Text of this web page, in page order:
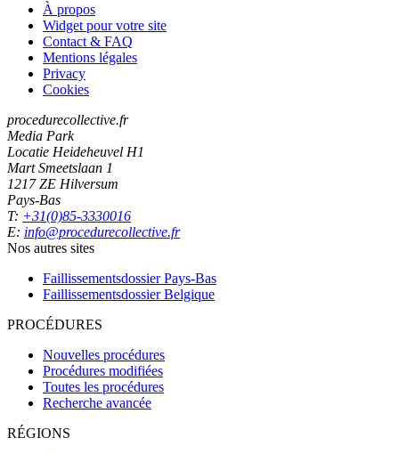
À propos
Widget pour votre site
Contact & FAQ
Mentions légales
Privacy
Cookies
procedurecollective.fr
Media Park
Locatie Heideheuvel H1
Mart Smeetslaan 1
1217 ZE Hilversum
Pays-Bas
T: +31(0)85-3330016
E: info@procedurecollective.fr
Nos autres sites
Faillissementsdossier Pays-Bas
Faillissementsdossier Belgique
PROCÉDURES
Nouvelles procédures
Procédures modifiées
Toutes les procédures
Recherche avancée
RÉGIONS